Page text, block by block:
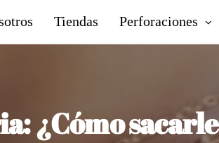
Tiendas Perforaciones
¿Cómo